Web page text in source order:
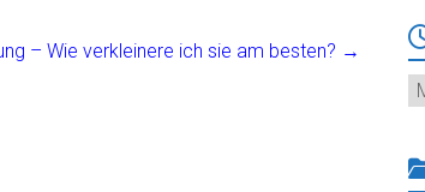
– Wie verkleinere ich sie am besten? →